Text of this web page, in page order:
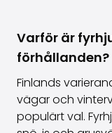
Varför är
förhållanden?
Finlands
vägar och
populärt val.